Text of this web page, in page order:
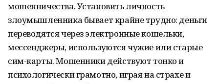
мошенничества. Установить личность
злоумышленника бывает крайне трудно: деньги
переводятся через электронные кошельки,
мессенджеры, используются чужие или старые
сим-карты. Мошенники действуют тонко и
психологически грамотно, играя на страхе и